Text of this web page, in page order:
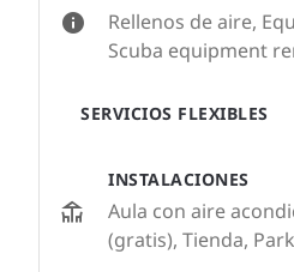
Rellenos de aire,
Scuba equipment
SERVICIOS FLEXIBLES
INSTALACIONES
Aula con aire
(gratis), Tienda,